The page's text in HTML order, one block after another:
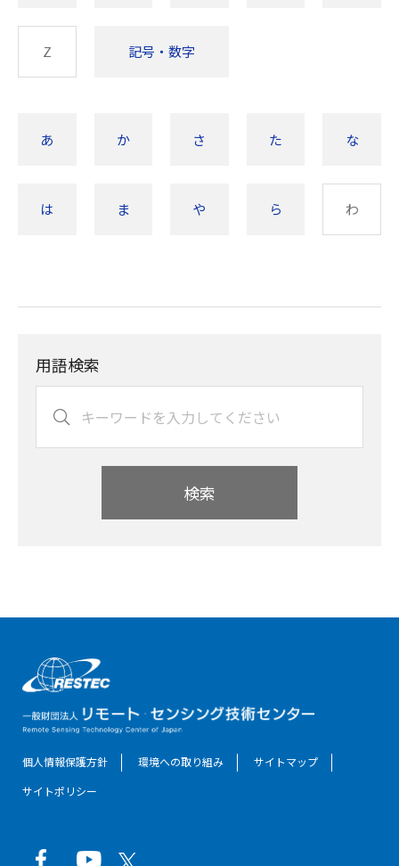
Z 記号・数字
あ か さ た な
は ま や ら わ
用語検索
検索
個人情報保護方針 環境への取り組み
サイトマップ
サイトポリシー